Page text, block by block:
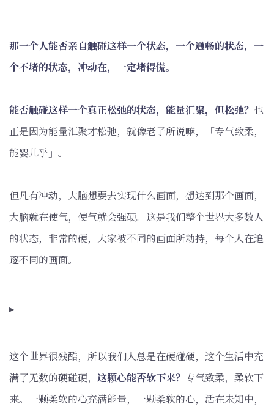
那一个人能否亲自触碰这样一个状态，一个通畅的状态，一
个不堵的状态，冲动在，一定堵得慌。
能否触碰这样一个真正松弛的状态，能量汇聚，但松弛？ 也
正是因为能量汇聚才松弛，就像老子所说嘛，「专气致柔，
能婴儿乎」。
但凡有冲动，大脑想要去实现什么画面，想达到那个画面，
大脑就在使气，使气就会强硬。这是我们整个世界大多数人
的状态，非常的硬，大家被不同的画面所劫持，每个人在追
逐不同的画面。
▸
这个世界很残酷，所以我们人总是在硬碰硬，这个生活中充
满了无数的硬碰硬， 这颗心能否软下来？ 专气致柔，柔软下
来。一颗柔软的心充满能量，一颗柔软的心，活在未知中，